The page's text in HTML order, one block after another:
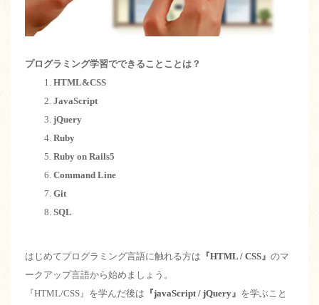
プログラミング学習でできることことは？
HTML&CSS
JavaScript
jQuery
Ruby
Ruby on Rails5
Command Line
Git
SQL
はじめてプログラミング言語に触れる方は 『HTML / CSS 』 のマ
ークアップ言語から始めましょう。
『HTML/CSS』を学んだ後は 『javaScript / jQuery 』 を学ぶこと